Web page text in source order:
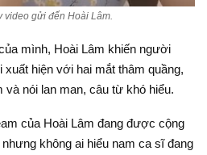
video gửi đến Hoài Lâm.
mình, Hoài Lâm khiến người
xuất hiện với hai mắt thâm quầng,
và nói lan man, câu từ khó hiểu.
của Hoài Lâm đang được cộng
không ai hiểu nam ca sĩ đang